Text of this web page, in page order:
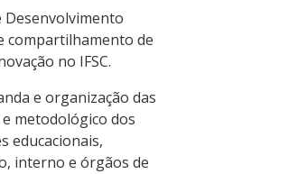
compartilhamento de
no IFSC.
e organização das
metodológico dos
educacionais,
interno e órgãos de